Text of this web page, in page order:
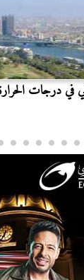
الحرارة تصل لـ 35